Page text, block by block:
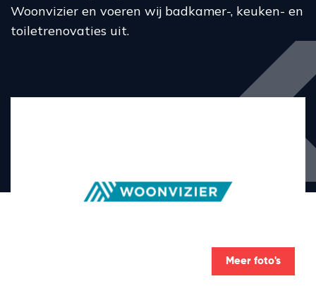
Woonvizier en voeren wij badkamer-, keuken- en
toiletrenovaties uit.
Meer foto's